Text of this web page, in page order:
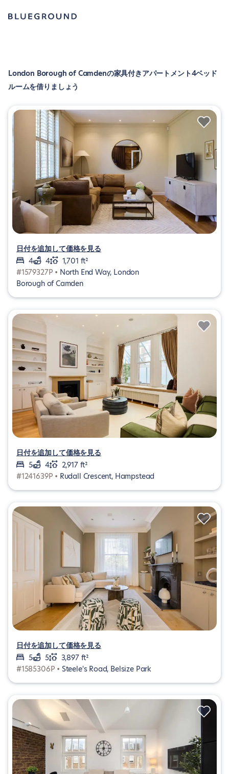
London Borough of Camdenの家具付きアパートメント4ベッド
ルームを借りましょう
日付を追加して価格を見る
4
4
1,701 ft²
#1579327P • North End Way, London
Borough of Camden
日付を追加して価格を見る
5
4
2,917 ft²
#1241639P • Rudall Crescent, Hampstead
日付を追加して価格を見る
5
5
3,897 ft²
#1585306P • Steele's Road, Belsize Park